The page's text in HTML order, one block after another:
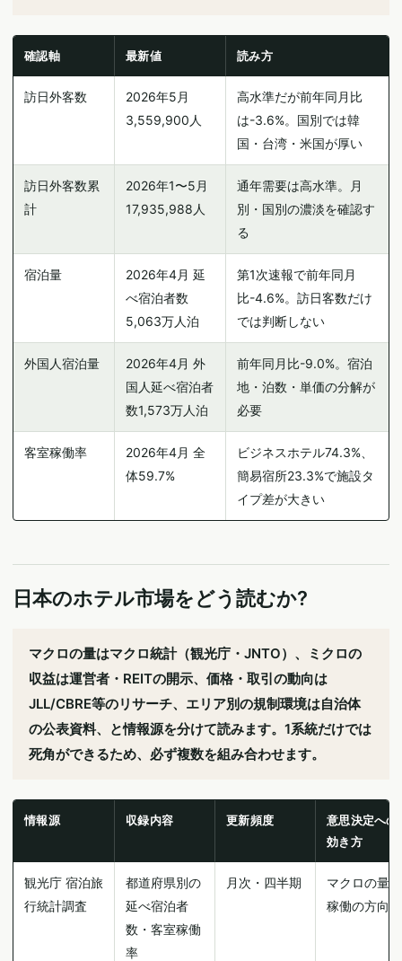
確認軸 最新値 読み方
訪日外客数
2026年5月
3,559,900人
高水準だが前年同月比
は-3.6%。国別では韓
国・台湾・米国が厚い
訪日外客数累
計
2026年1〜5月
17,935,988人
通年需要は高水準。月
別・国別の濃淡を確認す
る
宿泊量
2026年4月 延
べ宿泊者数
5,063万人泊
第1次速報で前年同月
比-4.6%。訪日客数だけ
では判断しない
外国人宿泊量
2026年4月 外
国人延べ宿泊者
数1,573万人泊
前年同月比-9.0%。宿泊
地・泊数・単価の分解が
必要
客室稼働率
2026年4月 全
体59.7%
ビジネスホテル74.3%、
簡易宿所23.3%で施設タ
イプ差が大きい
日本のホテル市場をどう読むか?
マクロの量はマクロ統計（観光庁・JNTO）、ミクロの
収益は運営者・REITの開示、価格・取引の動向は
JLL/CBRE等のリサーチ、エリア別の規制環境は自治体
の公表資料、と情報源を分けて読みます。1系統だけでは
死角ができるため、必ず複数を組み合わせます。
情報源 収録内容 更新頻度
意思決定への
効き方
観光庁 宿泊旅
行統計調査
都道府県別の
延べ宿泊者
数・客室稼働
率
月次・四半期
マクロの量と
稼働の方向性